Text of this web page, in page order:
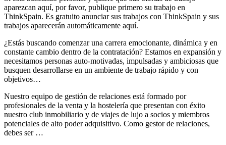
aparezcan aquí, por favor, publique primero su trabajo en
ThinkSpain. Es gratuito anunciar sus trabajos con ThinkSpain y sus
trabajos aparecerán automáticamente aquí.
¿Estás buscando comenzar una carrera emocionante, dinámica y en
constante cambio dentro de la contratación? Estamos en expansión y
necesitamos personas auto-motivadas, impulsadas y ambiciosas que
busquen desarrollarse en un ambiente de trabajo rápido y con
objetivos…
Nuestro equipo de gestión de relaciones está formado por
profesionales de la venta y la hostelería que presentan con éxito
nuestro club inmobiliario y de viajes de lujo a socios y miembros
potenciales de alto poder adquisitivo. Como gestor de relaciones,
debes ser …